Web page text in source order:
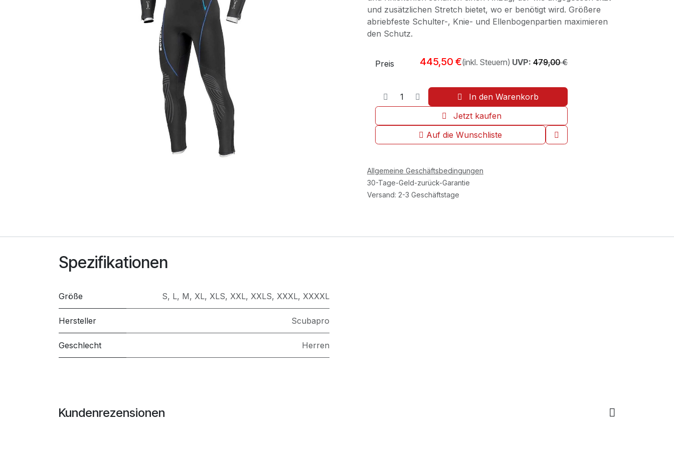
und zusätzlichen Stretch bietet, wo er benötigt wird. Größere
abriebfeste Schulter-, Knie- und Ellenbogenpartien maximieren
den Schutz.
In den Warenkorb
Jetzt kaufen
Auf die Wunschliste
Preis 445,50 €(inkl. Steuern) UVP: 479,00€
Allgemeine Geschäftsbedingungen
30-Tage-Geld-zurück-Garantie
Versand: 2-3 Geschäftstage
Spezifikationen
Größe S, L, M, XL, XLS, XXL, XXLS, XXXL, XXXXL
Hersteller Scubapro
Geschlecht Herren
Kundenrezensionen